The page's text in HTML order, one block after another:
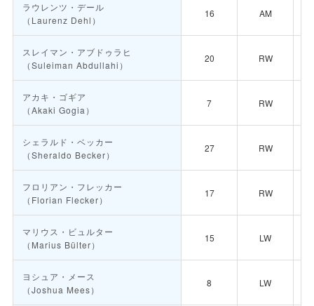
ラウレンツ・デール
（Laurenz Dehl）
16 AM
スレイマン・アブドゥラヒ
（Suleiman Abdullahi）
20 RW
アカキ・ゴギア
（Akaki Gogia）
7 RW
シェラルド・ベッカー
（Sheraldo Becker）
27 RW
フロリアン・フレッカー
（Florian Flecker）
17 RW
マリウス・ビュルター
（Marius Bülter）
15 LW
ヨシュア・メース
（Joshua Mees）
8 LW